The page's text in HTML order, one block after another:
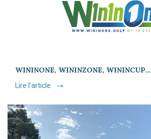
WININONE, WININZONE, WININCUP…
Lire l'article